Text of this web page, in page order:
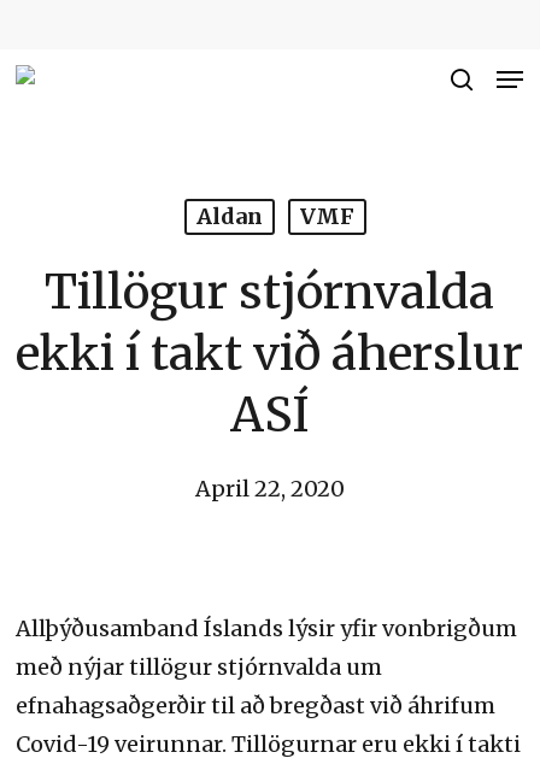
Aldan VMF
Tillögur stjórnvalda
ekki í takt við áherslur
ASÍ
April 22, 2020
Allþýðusamband Íslands lýsir yfir vonbrigðum
með nýjar tillögur stjórnvalda um
efnahagsaðgerðir til að bregðast við áhrifum
Covid-19 veirunnar. Tillögurnar eru ekki í takti
Close